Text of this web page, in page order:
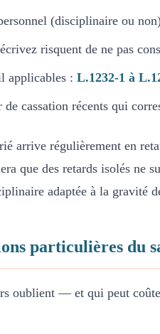
(disciplinaire ou
risquent de ne pas
applicables : L.1232-1 à
cassation récents qui
arrive régulièrement en
que des retards isolés
adaptée à la gravité
particulières du
oublient — et qui peut